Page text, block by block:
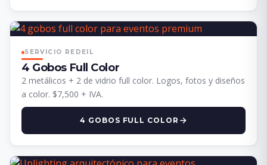
SERVICIO REDEIL
4 Gobos Full Color
2 metálicos + 2 de vidrio full color. Logos, fotos y diseños
a color. $7,500 + IVA.
4 GOBOS FULL COLOR